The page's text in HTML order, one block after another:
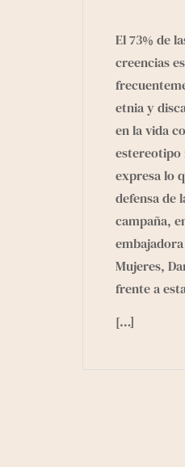
El 73% de
creencias
etnia y
en la vida
estereotipo
expresa lo
defensa de
campaña,
Mujeres,
frente a
[…]